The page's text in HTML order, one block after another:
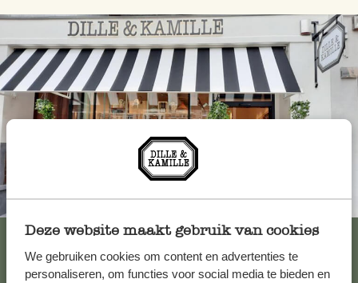
Deze website maakt gebruik van cookies
We gebruiken cookies om content en advertenties te
personaliseren, om functies voor social media te bieden en
Immer in der Nähe
Alle 62 Geschäfte anzeigen